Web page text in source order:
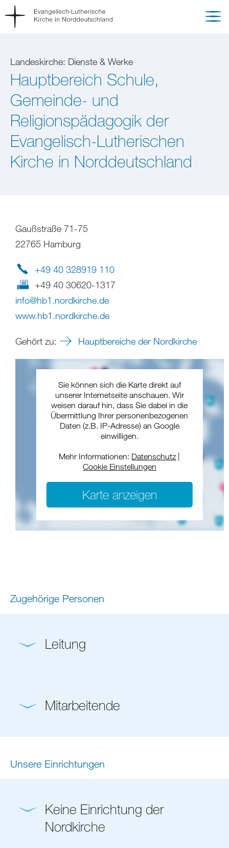
Landeskirche: Dienste & Werke
Hauptbereich Schule,
Gemeinde- und
Religionspädagogik der
Evangelisch-Lutherischen
Kirche in Norddeutschland
Gaußstraße 71-75
22765 Hamburg
+49 40 328919 110
+49 40 30620-1317
info@hb1.nordkirche.de
www.hb1.nordkirche.de
Gehört zu: Hauptbereiche der Nordkirche
Sie können sich die Karte direkt auf
unserer Internetseite anschauen. Wir
weisen darauf hin, dass Sie dabei in die
Übermittlung Ihrer personenbezogenen
Daten (z.B. IP-Adresse) an Google
einwilligen.
Mehr Informationen: Datenschutz
Cookie Einstellungen
Karte anzeigen
Zugehörige Personen
Leitung
Mitarbeitende
Unsere Einrichtungen
Keine Einrichtung der
Nordkirche